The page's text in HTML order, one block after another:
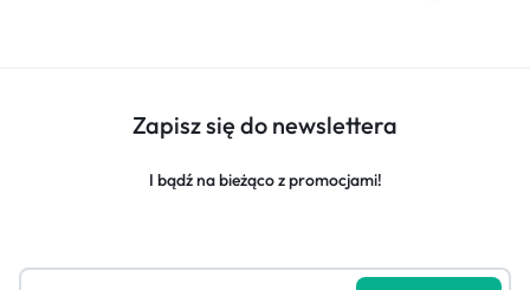
Zapisz się do newslettera
I bądź na bieżąco z promocjami!